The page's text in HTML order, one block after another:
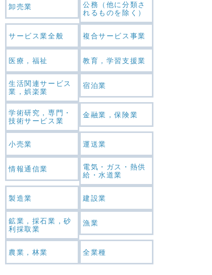
卸売業
公務（他に分類さ
れるものを除く）
サービス業全般 複合サービス事業
医療，福祉 教育，学習支援業
生活関連サービス
業，娯楽業
宿泊業
学術研究，専門・
技術サービス業
金融業，保険業
小売業 運送業
情報通信業
電気・ガス・熱供
給・水道業
製造業 建設業
鉱業，採石業，砂
利採取業
漁業
農業，林業 全業種